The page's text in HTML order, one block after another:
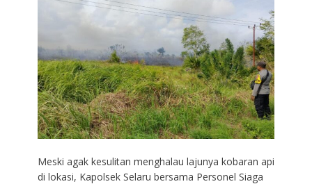
Meski agak kesulitan menghalau lajunya kobaran api
di lokasi, Kapolsek Selaru bersama Personel Siaga